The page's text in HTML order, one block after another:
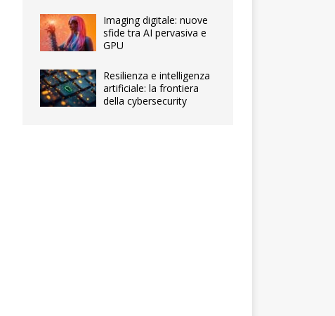
Imaging digitale: nuove
sfide tra AI pervasiva e
GPU
Resilienza e intelligenza
artificiale: la frontiera
della cybersecurity